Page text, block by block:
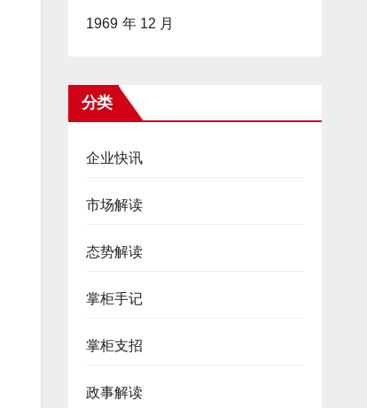
1969 年 12 月
分类
企业快讯
市场解读
态势解读
掌柜手记
掌柜支招
政事解读